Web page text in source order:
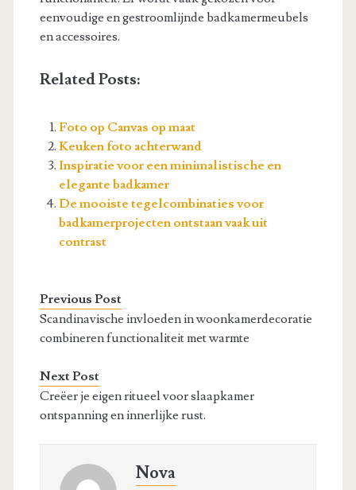
eenvoudige en gestroomlijnde badkamermeubels
en accessoires.
Related Posts:
Foto op Canvas op maat
Keuken foto achterwand
Inspiratie voor een minimalistische en
elegante badkamer
De mooiste tegelcombinaties voor
badkamerprojecten ontstaan vaak uit
contrast
Previous Post
Scandinavische invloeden in woonkamerdecoratie
combineren functionaliteit met warmte
Next Post
Creëer je eigen ritueel voor slaapkamer
ontspanning en innerlijke rust.
Nova